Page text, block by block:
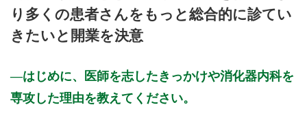
公式HPはこちら
り多くの患者さんをもっと総合的に診てい
きたいと開業を決意
はじめに、医師を志したきっかけや消化器内科を
専攻した理由を教えてください。